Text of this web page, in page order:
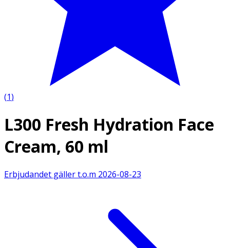
(1)
L300 Fresh Hydration Face
Cream, 60 ml
Erbjudandet gäller t.o.m 2026-08-23